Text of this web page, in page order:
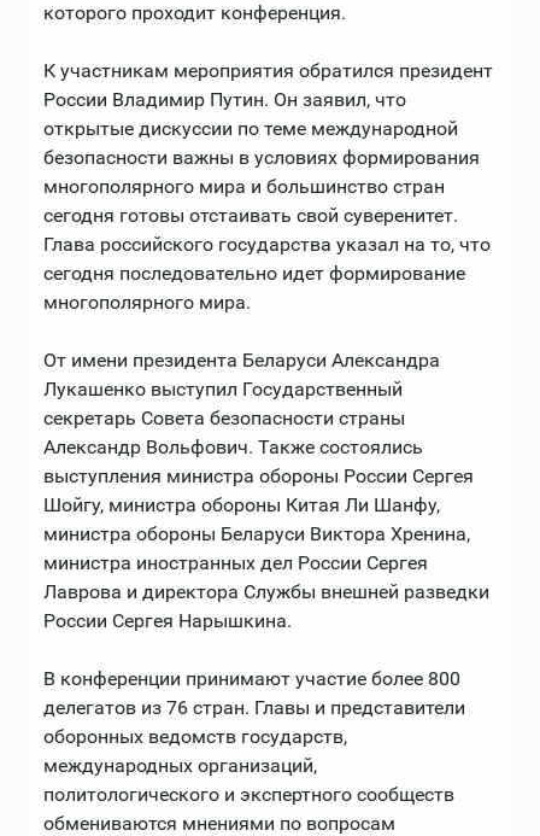
которого проходит конференция.
К участникам мероприятия обратился президент
России Владимир Путин. Он заявил, что
открытые дискуссии по теме международной
безопасности важны в условиях формирования
многополярного мира и большинство стран
сегодня готовы отстаивать свой суверенитет.
Глава российского государства указал на то, что
сегодня последовательно идет формирование
многополярного мира.
От имени президента Беларуси Александра
Лукашенко выступил Государственный
секретарь Совета безопасности страны
Александр Вольфович. Также состоялись
выступления министра обороны России Сергея
Шойгу, министра обороны Китая Ли Шанфу,
министра обороны Беларуси Виктора Хренина,
министра иностранных дел России Сергея
Лаврова и директора Службы внешней разведки
России Сергея Нарышкина.
В конференции принимают участие более 800
делегатов из 76 стран. Главы и представители
оборонных ведомств государств,
международных организаций,
политологического и экспертного сообществ
обмениваются мнениями по вопросам